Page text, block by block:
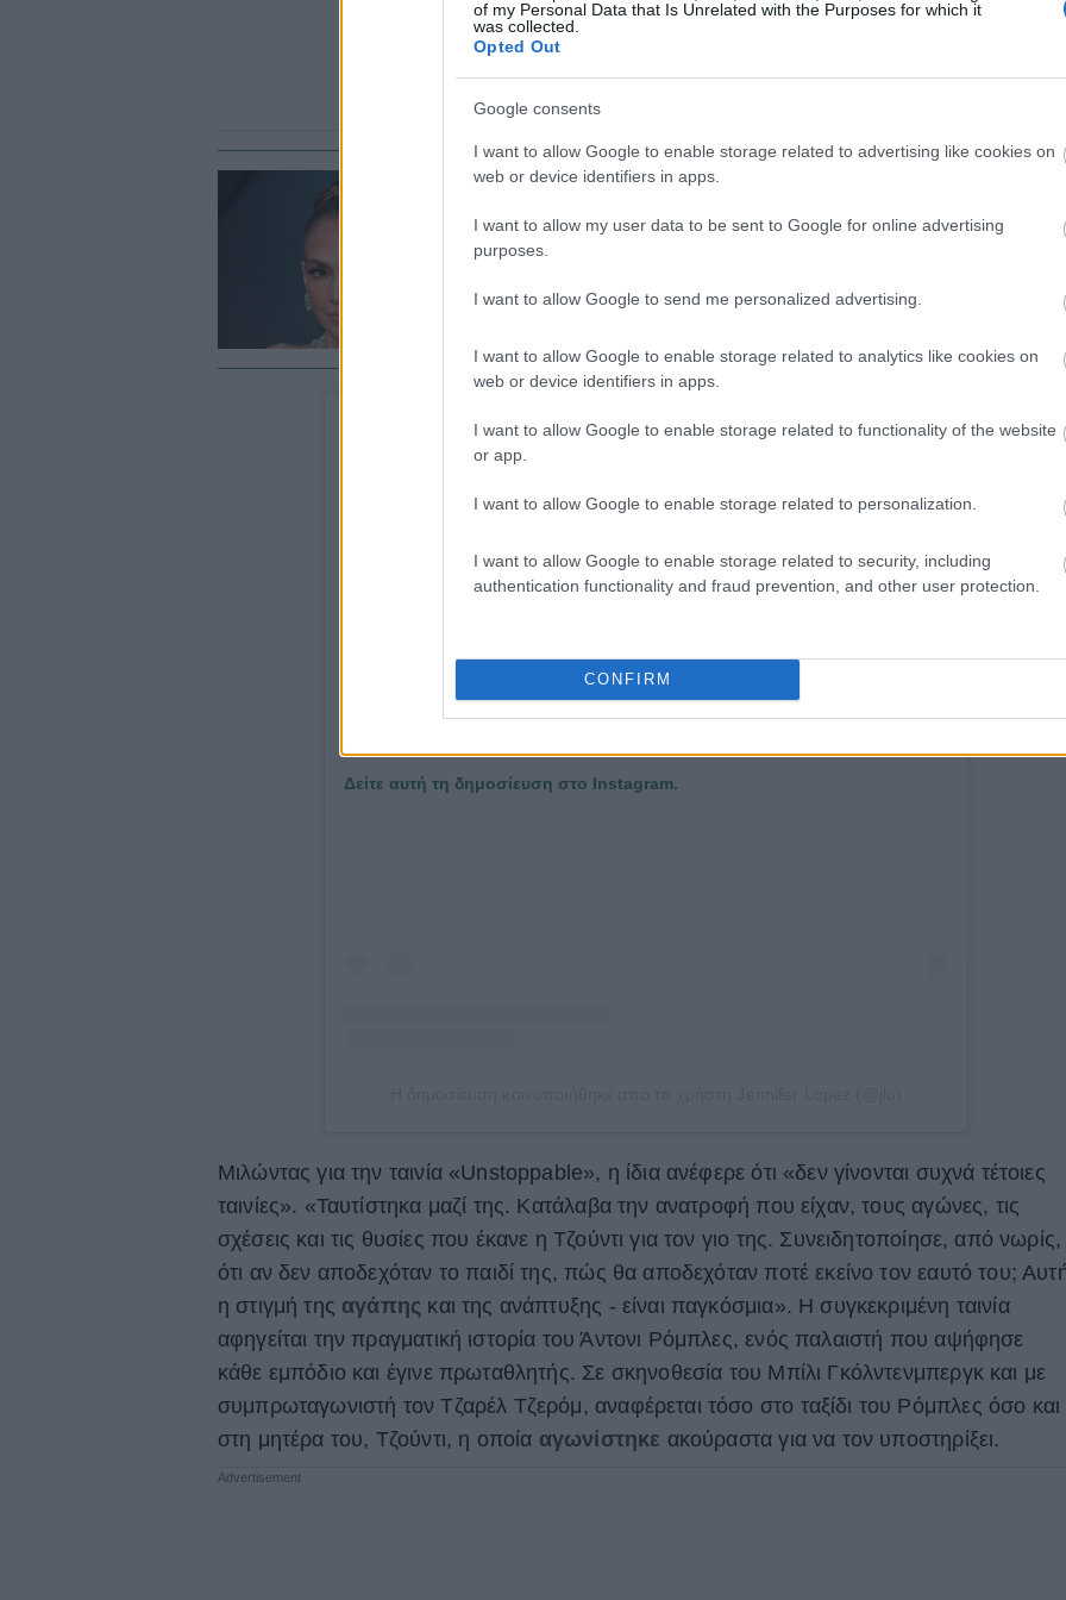
of my Personal Data that Is Unrelated with the Purposes for which it
was collected.
Opted Out
Google consents
I want to allow Google to enable storage related to advertising like cookies on
web or device identifiers in apps.
I want to allow my user data to be sent to Google for online advertising
purposes.
I want to allow Google to send me personalized advertising.
I want to allow Google to enable storage related to analytics like cookies on
web or device identifiers in apps.
I want to allow Google to enable storage related to functionality of the website
or app.
I want to allow Google to enable storage related to personalization.
I want to allow Google to enable storage related to security, including
authentication functionality and fraud prevention, and other user protection.
CONFIRM
Η Τζένιφερ Λόπεζ μίλησε για τον ρόλο της στη νέα
ταινία και μάλλον έδωσε απαντήσεις για το
Δείτε αυτή τη δημοσίευση στο Instagram.
Μιλώντας για την ταινία «Unstoppable», η ίδια ανέφερε ότι «δεν γίνονται συχνά τέτοιες
ταινίες». «Ταυτίστηκα μαζί της. Κατάλαβα την ανατροφή που είχαν, τους αγώνες, τις
σχέσεις και τις θυσίες που έκανε η Τζούντι για τον γιο της. Συνειδητοποίησε, από νωρίς,
ότι αν δεν αποδεχόταν το παιδί της, πώς θα αποδεχόταν ποτέ εκείνο τον εαυτό του;
η στιγμή της αγάπης και της ανάπτυξης - είναι παγκόσμια». Η συγκεκριμένη ταινία
αφηγείται την πραγματική ιστορία του Άντονι Ρόμπλες, ενός παλαιστή που αψήφησε
κάθε εμπόδιο και έγινε πρωταθλητής. Σε σκηνοθεσία του Μπίλι Γκόλντενμπεργκ και με
συμπρωταγωνιστή τον Τζαρέλ Τζερόμ, αναφέρεται τόσο στο ταξίδι του Ρόμπλες όσο και
στη μητέρα του, Τζούντι, η οποία αγωνίστηκε ακούραστα για να τον υποστηρίξει.